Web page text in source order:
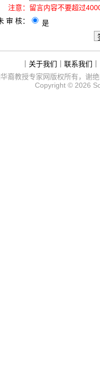
注意： 留言内容不要超过
审 核：
是
关于我们 联系我们
裔教授专家网版权所有，谢
Copyright © 2026